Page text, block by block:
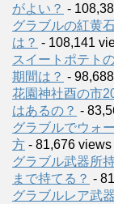
がよい？ -
グラブルの紅黄
は？ - 108,141
スイートポテト
期間は？ -
花園神社酉の市
はあるの？ -
グラブルでウォ
方 - 81,676 views
グラブル武器所
まで持てる？ -
グラブルレア武